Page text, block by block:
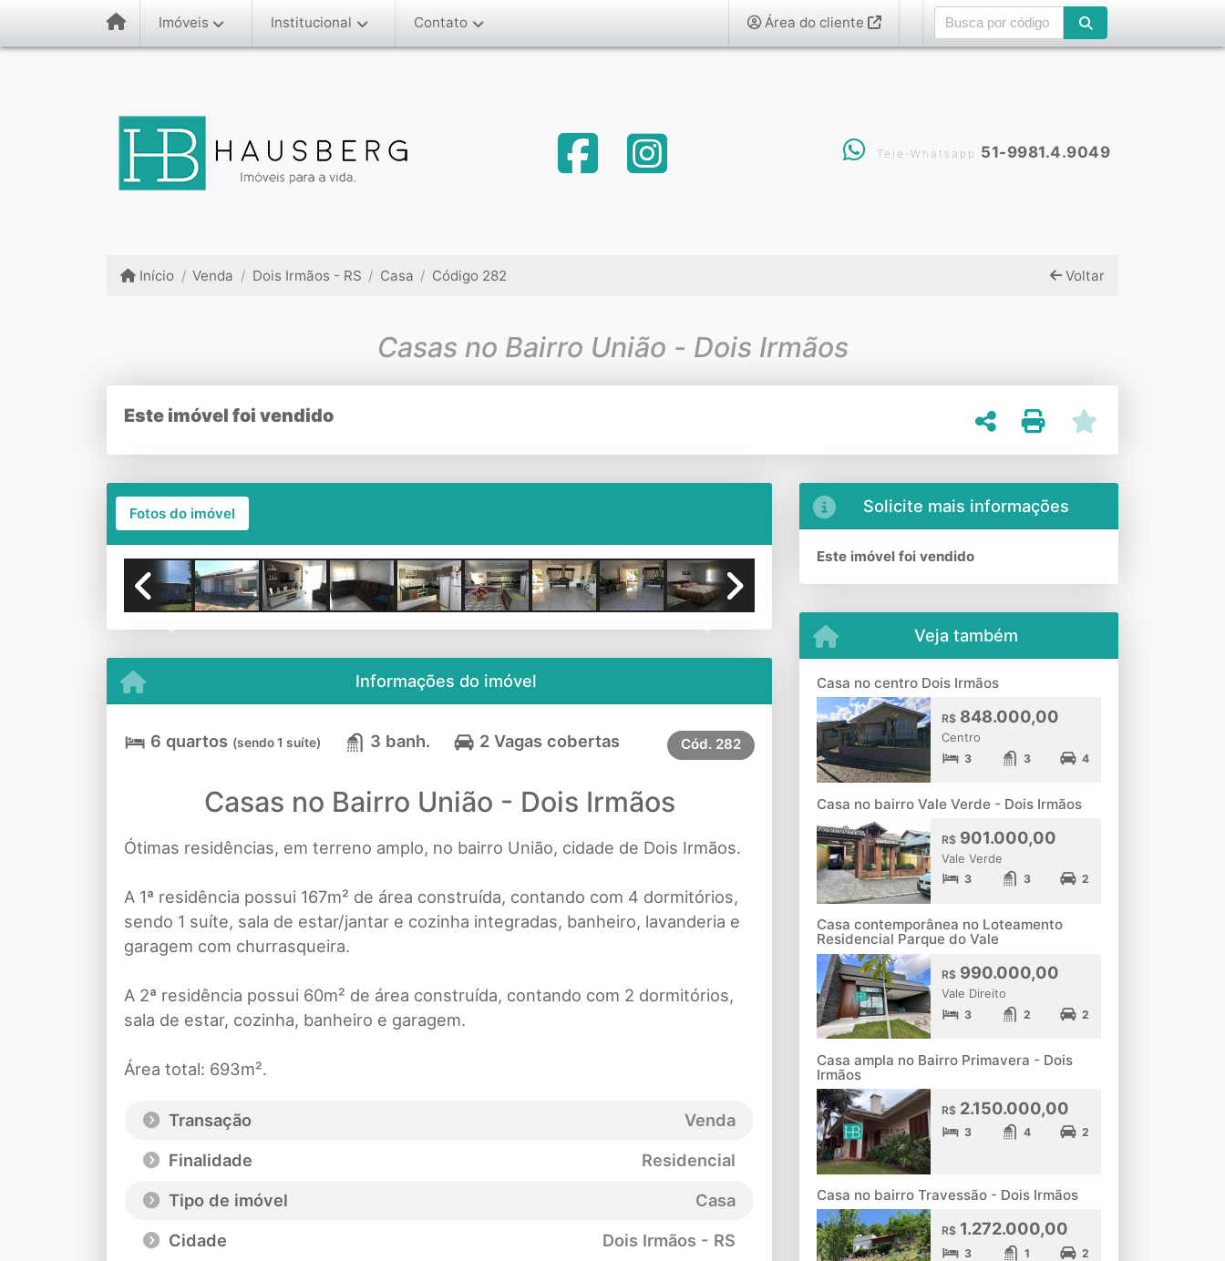
Imóveis Institucional Contato Área do cliente
Tele-Whatsapp 51-9981.4.9049
Início Venda Dois Irmãos - RS Casa Código 282 Voltar
Casas no Bairro União - Dois Irmãos
Este imóvel foi vendido
Fotos do imóvel
Informações do imóvel
6 quartos (sendo 1 suíte) 3 banh. 2 Vagas cobertas Cód. 282
Casas no Bairro União - Dois Irmãos
Ótimas residências, em terreno amplo, no bairro União, cidade de Dois Irmãos.
A 1ª residência possui 167m² de área construída, contando com 4 dormitórios,
sendo 1 suíte, sala de estar/jantar e cozinha integradas, banheiro, lavanderia e
garagem com churrasqueira.
A 2ª residência possui 60m² de área construída, contando com 2 dormitórios,
sala de estar, cozinha, banheiro e garagem.
Área total: 693m².
Transação
Venda
Finalidade
Residencial
Tipo de imóvel
Casa
Cidade
Dois Irmãos - RS
Solicite mais informações
Este imóvel foi vendido
Veja também
Casa no centro Dois Irmãos
R$848.000,00
Centro
3 3 4
Casa no bairro Vale Verde - Dois Irmãos
R$901.000,00
Vale Verde
3 3 2
Casa contemporânea no Loteamento
Residencial Parque do Vale
R$990.000,00
Vale Direito
3 2 2
Casa ampla no Bairro Primavera - Dois
Irmãos
R$2.150.000,00
3 4 2
Casa no bairro Travessão - Dois Irmãos
R$1.272.000,00
3 1 2